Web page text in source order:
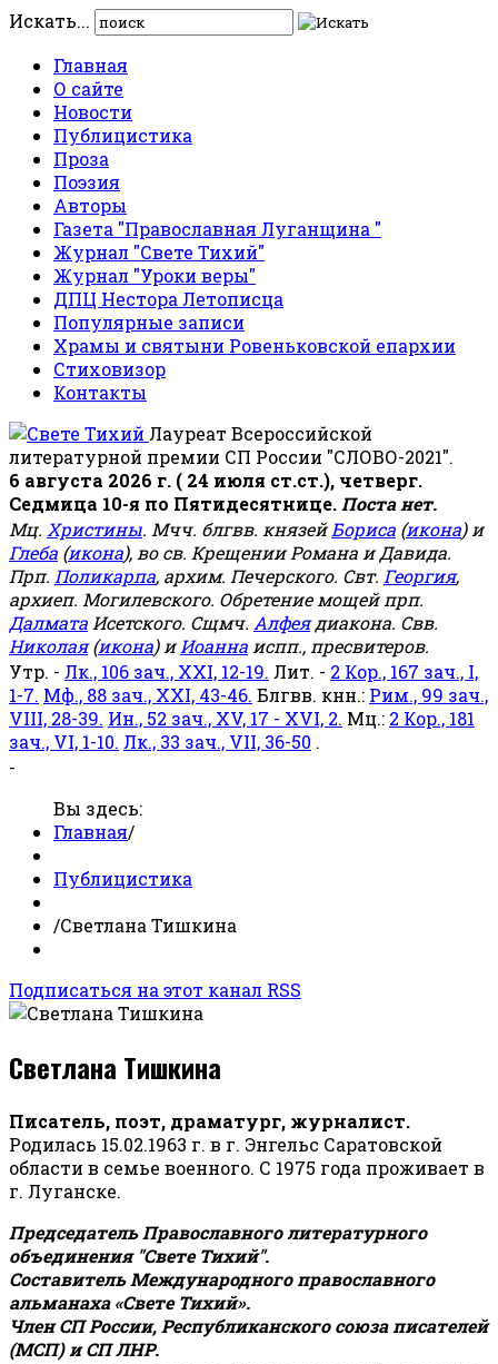
Искать...
Главная
О сайте
Новости
Публицистика
Проза
Поэзия
Авторы
Газета "Православная Луганщина "
Журнал "Свете Тихий"
Журнал "Уроки веры"
ДПЦ Нестора Летописца
Популярные записи
Храмы и святыни Ровеньковской епархии
Стиховизор
Контакты
Лауреат Всероссийской
литературной премии СП России "СЛОВО-2021".
6 августа 2026 г. ( 24 июля ст.ст.), четверг.
Седмица 10-я по Пятидесятнице. Поста нет.
Мц. Христины. Мчч. блгвв. князейБориса (икона) и
Глеба (икона), во св. Крещении Романа и Давида.
Прп. Поликарпа, архим. Печерского. Свт. Георгия,
архиеп. Могилевского. Обретение мощей прп.
Далмата Исетского. Сщмч. Алфеядиакона. Свв.
Николая(икона) иИоанна испп., пресвитеров.
Утр. - Лк., 106 зач., XXI, 12-19. Лит. - 2 Кор., 167 зач., I,
1-7. Мф., 88 зач., XXI, 43-46. Блгвв. кнн.: Рим., 99 зач.,
VIII, 28-39. Ин., 52 зач., XV, 17 - XVI, 2. Мц.: 2 Кор., 181
зач., VI, 1-10. Лк., 33 зач., VII, 36-50 .
-
Вы здесь:
Главная/
Публицистика
/Светлана Тишкина
Подписаться на этот канал RSS
Светлана Тишкина
Писатель, поэт, драматург, журналист.
Родилась 15.02.1963 г. в г. Энгельс Саратовской
области в семье военного. С 1975 года проживает в
г. Луганске.
Председатель Православного литературного
объединения "Свете Тихий".
Составитель Международного православного
альманаха «Свете Тихий».
Член СП России, Республиканского союза писателей
(МСП) и СП ЛНР.